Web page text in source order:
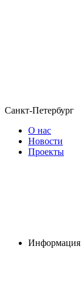
Санкт-Петербург
О нас
Новости
Проекты
Информация